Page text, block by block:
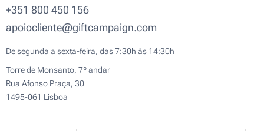
+351 800 450 156
apoiocliente@giftcampaign.com
De segunda a sexta-feira, das 7:30h às 14:30h
Torre de Monsanto, 7º andar
Rua Afonso Praça, 30
1495-061 Lisboa